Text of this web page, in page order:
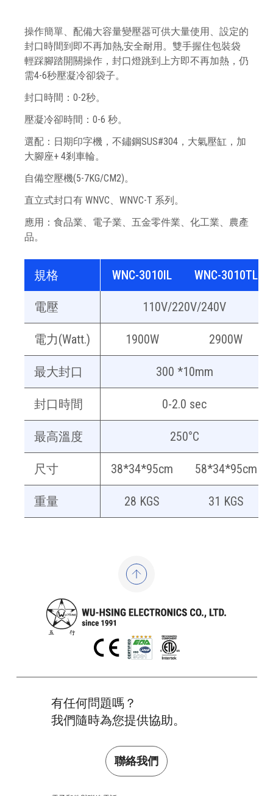
操作簡單、配備大容量變壓器可供大量使用、設定的
封口時間到即不再加熱,安全耐用。 雙手握住包裝袋
輕踩腳踏開關操作 ， 封口燈跳到上方即不再加熱 ， 仍
需4-6秒壓凝冷卻袋子。
封口時間：0-2秒。
壓凝冷卻時間：0-6 秒。
選配：日期印字機，不鏽鋼SUS#304，大氣壓缸，加
大腳座+ 4剎車輪。
自備空壓機(5-7KG/CM2)。
直立式封口有 WNVC、WNVC-T 系列。
應用：食品業、 電子業、 五金零件業、 化工業、 農產
品。
規格 WNC-3010IL WNC-3010TL
電壓 110V/220V/240V
電力(Watt.) 1900W 2900W
最大封口 300 *10mm
封口時間 0-2.0 sec
最高溫度 250°C
尺寸 38*34*95cm 58*34*95cm
重量 28 KGS 31 KGS
有任何問題嗎？
我們隨時為您提供協助。
聯絡我們